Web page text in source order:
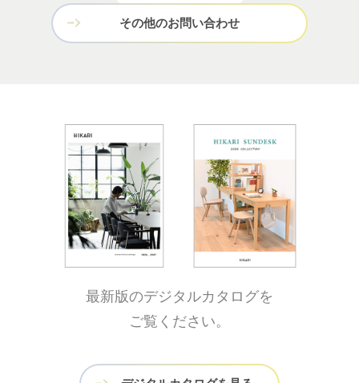
その他のお問い合わせ
最新版のデジタルカタログを
ご覧ください。